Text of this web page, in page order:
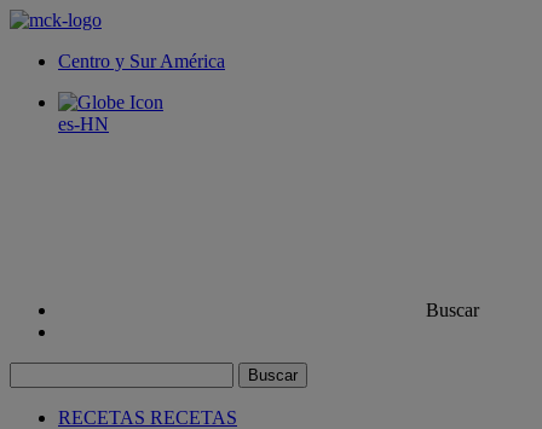
Centro y Sur América
es-HN
Buscar
Buscar
RECETAS RECETAS